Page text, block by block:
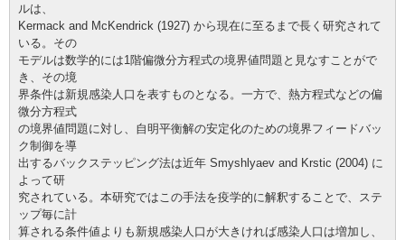
ルは、
Kermack and McKendrick (1927) から現在に至るまで長く研究されて
いる。その
モデルは数学的には1階偏微分方程式の境界値問題と見なすことがで
き、その境
界条件は新規感染人口を表すものとなる。一方で、熱方程式などの偏
微分方程式
の境界値問題に対し、自明平衡解の安定化のための境界フィードバッ
ク制御を導
出するバックステッピング法は近年 Smyshlyaev and Krstic (2004) に
よって研
究されている。本研究ではこの手法を疫学的に解釈することで、ステ
ップ毎に計
算される条件値よりも新規感染人口が大きければ感染人口は増加し、